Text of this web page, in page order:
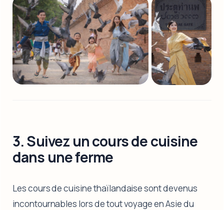
3. Suivez un cours de cuisine
dans une ferme
Les cours de cuisine thaïlandaise sont devenus
incontournables lors de tout voyage en Asie du